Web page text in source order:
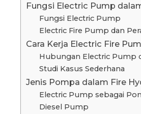
Fungsi Electric Pump
Fungsi Electric Pump
Electric Fire Pump dan
Cara Kerja Electric Fire
Hubungan Electric Pump
Studi Kasus Sederhana
Jenis Pompa dalam Fire
Electric Pump sebagai
Diesel Pump